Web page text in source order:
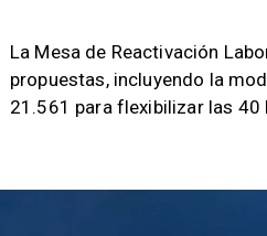
La Mesa de Reactivación
propuestas, incluyendo la
21.561 para flexibilizar las 40